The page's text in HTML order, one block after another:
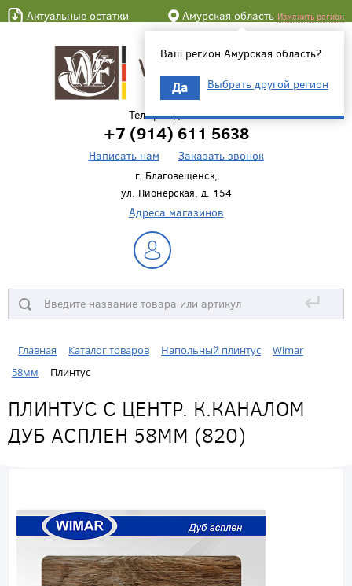
Актуальные остатки Амурская область Изменить регион
Ваш регион Амурская область?
Да Выбрать другой регион
Телефон для связи
+7 (914) 611 5638
Написать нам Заказать звонок
г. Благовещенск,
ул. Пионерская, д. 154
Адреса магазинов
↵
Главная Каталог товаров Напольный плинтус
Wimar
58мм
Плинтус
ПЛИНТУС С ЦЕНТР. К.КАНАЛОМ
ДУБ АСПЛЕН 58ММ (820)